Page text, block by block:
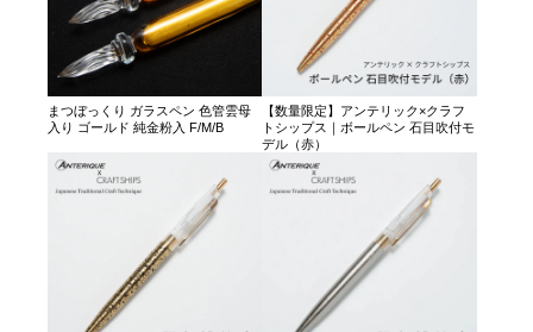
まつぼっくり ガラスペン 色管雲母
入り ゴールド 純金粉入 F/M/B
【数量限定】アンテリック×クラフ
トシップス｜ボールペン 石目吹付モ
デル（赤）